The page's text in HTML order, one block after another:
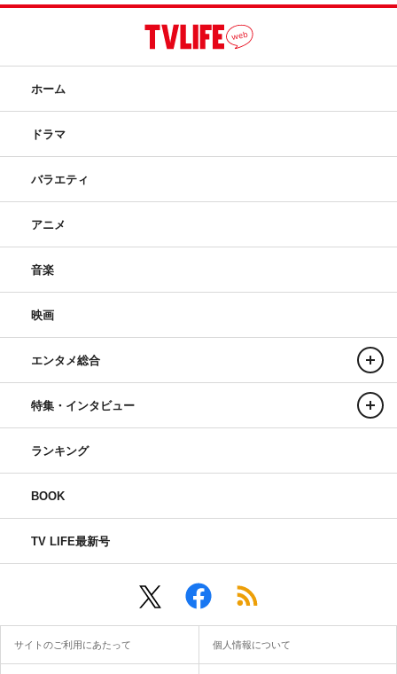
ホーム
ドラマ
バラエティ
アニメ
音楽
映画
エンタメ総合
特集・インタビュー
ランキング
BOOK
TV LIFE最新号
サイトのご利用にあたって 個人情報について